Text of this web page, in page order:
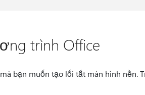
trình Office
bạn muốn tạo lối tắt màn hình nền.